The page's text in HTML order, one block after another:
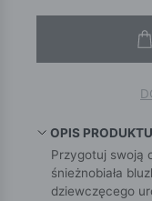
OPIS PRODUKTU
Przygotuj swoją
śnieżnobiała
dziewczęcego